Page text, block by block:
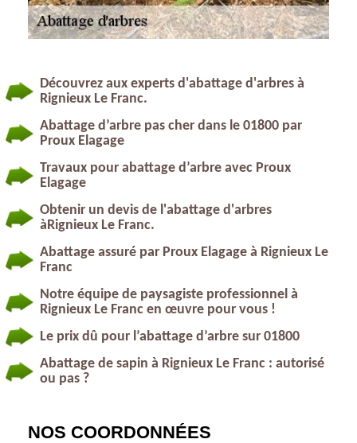
Découvrez aux experts d'abattage d'arbres à
Rignieux Le Franc.
Abattage d’arbre pas cher dans le 01800 par
Proux Elagage
Travaux pour abattage d’arbre avec Proux
Elagage
Obtenir un devis de l'abattage d'arbres
àRignieux Le Franc.
Abattage assuré par Proux Elagage à Rignieux Le
Franc
Notre équipe de paysagiste professionnel à
Rignieux Le Franc en œuvre pour vous !
Le prix dû pour l’abattage d’arbre sur 01800
Abattage de sapin à Rignieux Le Franc : autorisé
ou pas ?
NOS COORDONNÉES